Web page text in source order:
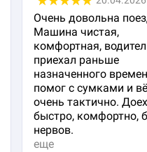
Очень довольна
Машина чистая,
комфортная,
приехал раньше
назначенного
помог с сумками и
очень тактично.
быстро, комфортно,
нервов.
еще